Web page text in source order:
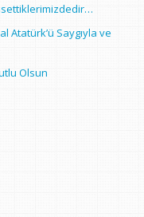
Atatürk’ü Saygıyla ve
Olsun